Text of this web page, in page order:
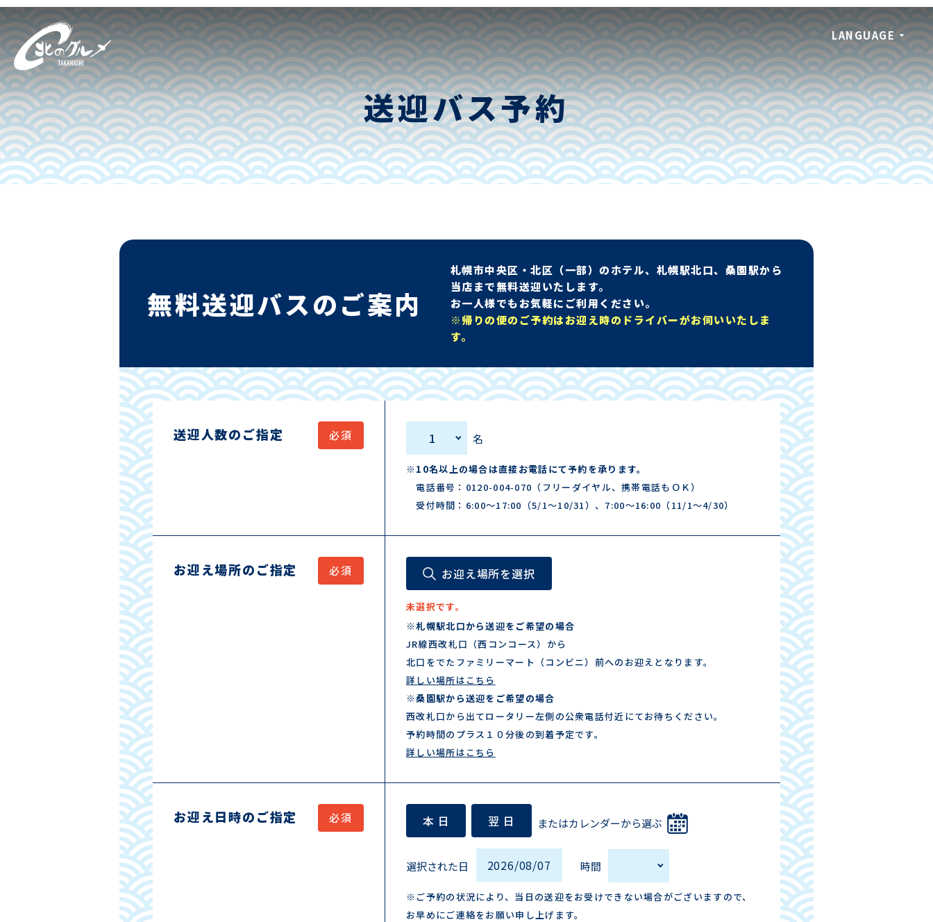
LANGUAGE
送迎バス予約
無料送迎バスのご案内
札幌市中央区・北区（一部）のホテル、札幌駅北口、桑園駅から
当店まで無料送迎いたします。
お一人様でもお気軽にご利用ください。
※帰りの便のご予約はお迎え時のドライバーがお伺いいたしま
す。
送迎人数のご指定 1 名
※10名以上の場合は直接お電話にて予約を承ります。
電話番号： 0120-004-070 （フリーダイヤル、携帯電話もＯＫ）
受付時間：6:00～17:00（5/1～10/31）、7:00～16:00（11/1～4/30）
お迎え場所のご指定 お迎え場所を選択
未選択です。
※札幌駅北口から送迎をご希望の場合
JR線西改札口（西コンコース）から
北口をでたファミリーマート（コンビニ）前へのお迎えとなります。
詳しい場所はこちら
※桑園駅から送迎をご希望の場合
西改札口から出てロータリー左側の公衆電話付近にてお待ちください。
予約時間のプラス１０分後の到着予定です。
詳しい場所はこちら
お迎え日時のご指定 本 日 翌 日 またはカレンダーから選ぶ
選択された日 時間
※ご予約の状況により、当日の送迎をお受けできない場合がございますので、
お早めにご連絡をお願い申し上げます。